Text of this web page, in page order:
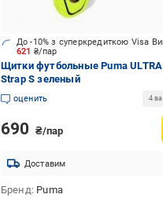
621 ₴/пар
До -10% з суперкредиткою Visa
Щитки футбольные Puma
Strap S зеленый
оценить 4
690 ₴/пар
Доставим
Бренд Puma